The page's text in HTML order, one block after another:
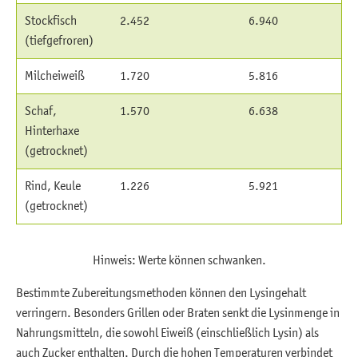
Stockfisch
(tiefgefroren)
2.452 6.940
Milcheiweiß 1.720 5.816
Schaf,
Hinterhaxe
(getrocknet)
1.570 6.638
Rind, Keule
(getrocknet)
1.226 5.921
Hinweis: Werte können schwanken.
Bestimmte Zubereitungsmethoden können den Lysingehalt
verringern. Besonders Grillen oder Braten senkt die Lysinmenge in
Nahrungsmitteln, die sowohl Eiweiß (einschließlich Lysin) als
auch Zucker enthalten. Durch die hohen Temperaturen verbindet